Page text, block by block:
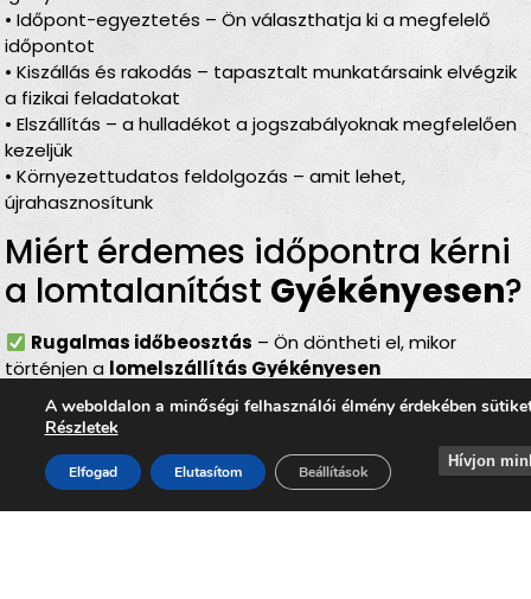
• Időpont-egyeztetés – Ön választhatja ki a megfelelő
időpontot
• Kiszállás és rakodás – tapasztalt munkatársaink elvégzik
a fizikai feladatokat
• Elszállítás – a hulladékot a jogszabályoknak megfelelően
kezeljük
• Környezettudatos feldolgozás – amit lehet,
újrahasznosítunk
Miért érdemes időpontra kérni
a lomtalanítást Gyékényesen?
Rugalmas időbeosztás – Ön döntheti el, mikor
történjen a lomelszállítás Gyékényesen
Komplett szolgáltatás– rakodás, szállítás és
elszámolás egyben
– nem kell közterületre
kihelyezni a lomokat
A weboldalon a minőségi felhasználói élmény érdekében
Részletek
Elfogad Elutasítom Beállítások
Hívjon